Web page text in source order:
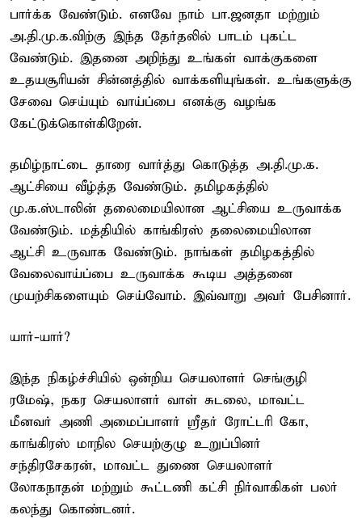
பார்க்க வேண்டும். எனவே நாம் பா.ஜனதா மற்றும்
அ.தி.மு.க.விற்கு இந்த தேர்தலில் பாடம் புகட்ட
வேண்டும். இதனை அறிந்து உங்கள் வாக்குகளை
உதயசூரியன் சின்னத்தில் வாக்களியுங்கள். உங்களுக்கு
சேவை செய்யும் வாய்ப்பை எனக்கு வழங்க
கேட்டுக்கொள்கிறேன்.
தமிழ்நாட்டை தாரை வார்த்து கொடுத்த அ.தி.மு.க.
ஆட்சியை வீழ்த்த வேண்டும். தமிழகத்தில்
மு.க.ஸ்டாலின் தலைமையிலான ஆட்சியை உருவாக்க
வேண்டும். மத்தியில் காங்கிரஸ் தலைமையிலான
ஆட்சி உருவாக வேண்டும். நாங்கள் தமிழகத்தில்
வேலைவாய்ப்பை உருவாக்க கூடிய அத்தனை
முயற்சிகளையும் செய்வோம். இவ்வாறு அவர் பேசினார்.
யார்-யார்?
இந்த நிகழ்ச்சியில் ஒன்றிய செயலாளர் செங்குழி
ரமேஷ், நகர செயலாளர் வாள் சுடலை, மாவட்ட
மீனவர் அணி அமைப்பாளர் ஸ்ரீதர் ரோட்டரி கோ,
காங்கிரஸ் மாநில செயற்குழு உறுப்பினர்
சந்திரசேகரன், மாவட்ட துணை செயலாளர்
லோகநாதன் மற்றும் கூட்டணி கட்சி நிர்வாகிகள் பலர்
கலந்து கொண்டனர்.